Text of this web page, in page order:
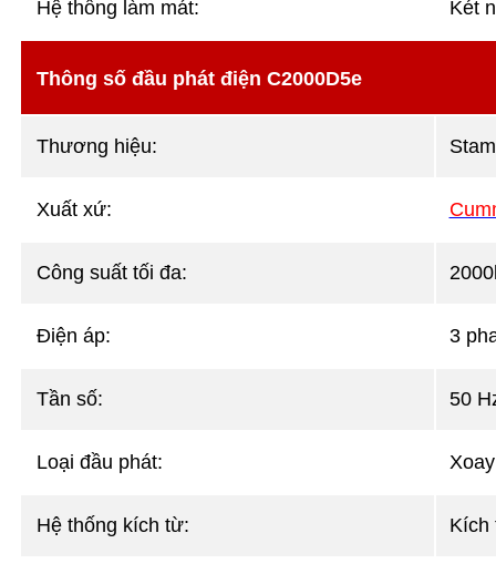
Hệ thống làm mát: Két
Thông số đầu phát điện C2000D5e
Thương hiệu:
Xuất xứ:
Công suất tối đa:
Điện áp: 3
Tần số: 50
Loại đầu phát:
Hệ thống kích từ: Kích